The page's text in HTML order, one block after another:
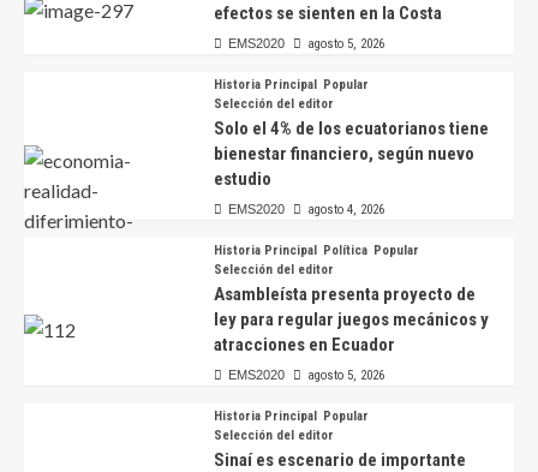
efectos se sienten en la Costa
EMS2020 agosto 5, 2026
Historia Principal Popular
Selección del editor
Solo el 4% de los ecuatorianos tiene
bienestar financiero, según nuevo
estudio
EMS2020 agosto 4, 2026
Historia Principal Política Popular
Selección del editor
Asambleísta presenta proyecto de
ley para regular juegos mecánicos y
atracciones en Ecuador
EMS2020 agosto 5, 2026
Historia Principal Popular
Selección del editor
Sinaí es escenario de importante